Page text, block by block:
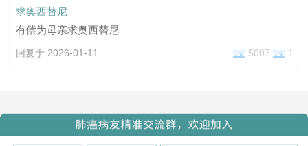
求奥西替尼
有偿为母亲求奥西替尼
回复于 2026-01-11 5007 1